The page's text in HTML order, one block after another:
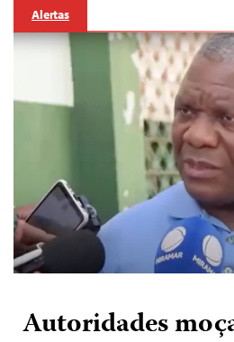
Alertas
Autoridades